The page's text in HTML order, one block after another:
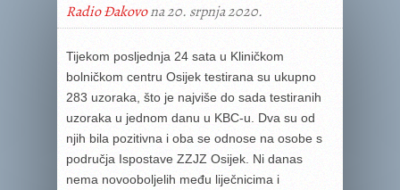
Radio Đakovona 20. srpnja 2020.
Tijekom posljednja 24 sata u Kliničkom
bolničkom centru Osijek testirana su ukupno
283 uzoraka, što je najviše do sada testiranih
uzoraka u jednom danu u KBC-u. Dva su od
njih bila pozitivna i oba se odnose na osobe s
područja Ispostave ZZJZ Osijek. Ni danas
nema novooboljelih među liječnicima i